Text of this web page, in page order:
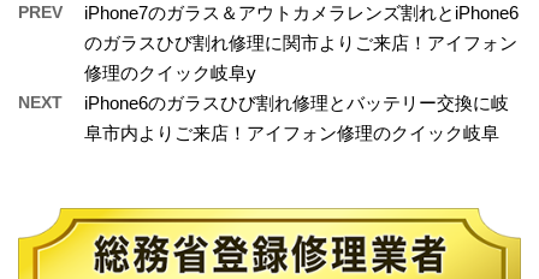
PREV
iPhone7のガラス＆アウトカメラレンズ割れとiPhone6
のガラスひび割れ修理に関市よりご来店！アイフォン
修理のクイック岐阜y
NEXT
iPhone6のガラスひび割れ修理とバッテリー交換に岐
阜市内よりご来店！アイフォン修理のクイック岐阜